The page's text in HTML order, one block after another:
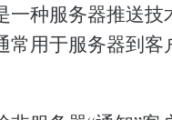
一种服务器推送
常用于服务器到客